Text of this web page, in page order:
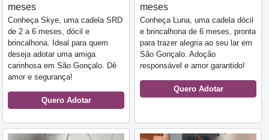
meses
Conheça Skye, uma cadela SRD
de 2 a 6 meses, dócil e
brincalhona. Ideal para quem
deseja adotar uma amiga
carinhosa em São Gonçalo. Dê
amor e segurança!
Quero Adotar
meses
Conheça Luna, uma cadela dócil
e brincalhona de 6 meses, pronta
para trazer alegria ao seu lar em
São Gonçalo. Adoção
responsável e amor garantido!
Quero Adotar